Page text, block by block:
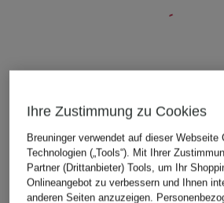
Ihre Zustimmung zu Cookies
Breuninger verwendet auf dieser Webseite
Technologien („Tools“). Mit Ihrer
Partner (Drittanbieter) Tools, um Ihr
Onlineangebot zu verbessern und Ihnen
anderen Seiten anzuzeigen.